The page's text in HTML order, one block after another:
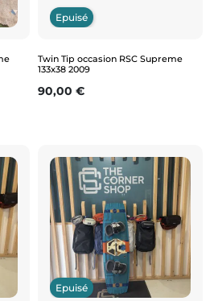
Epuisé
Twin Tip occasion RSC Supreme
133x38 2009
Prix
90,00 €
Epuisé